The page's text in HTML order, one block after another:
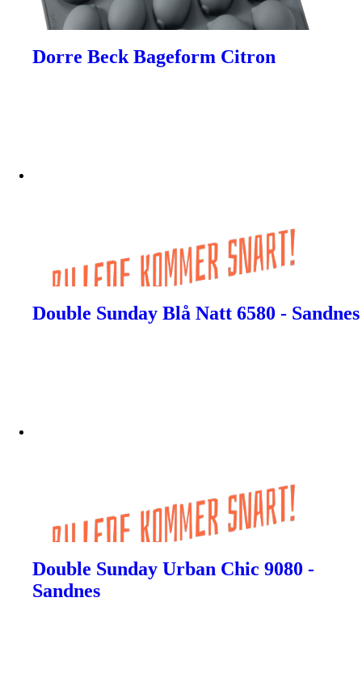
Dorre Beck Bageform Citron
Double Sunday Blå Natt 6580 - Sandnes
Double Sunday Urban Chic 9080 -
Sandnes